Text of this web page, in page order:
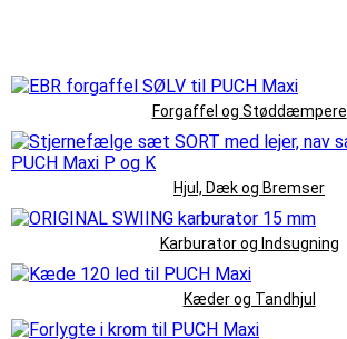
Forgaffel og Støddæmpere
Hjul, Dæk og Bremser
Karburator og Indsugning
Kæder og Tandhjul